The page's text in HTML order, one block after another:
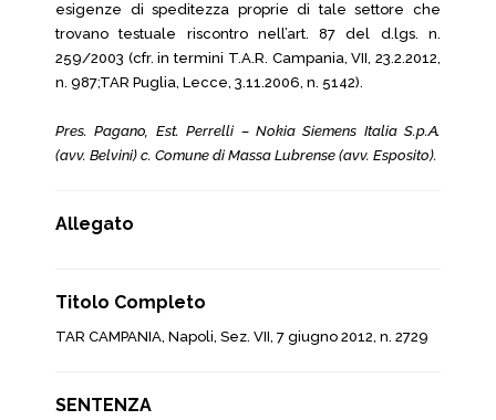
esigenze di speditezza proprie di tale settore che
trovano testuale riscontro nell’art. 87 del d.lgs. n.
259/2003 (cfr. in termini T.A.R. Campania, VII, 23.2.2012,
n. 987;TAR Puglia, Lecce, 3.11.2006, n. 5142).
Pres. Pagano, Est. Perrelli – Nokia Siemens Italia S.p.A.
(avv. Belvini) c. Comune di Massa Lubrense (avv. Esposito).
Allegato
Titolo Completo
TAR CAMPANIA, Napoli, Sez. VII, 7 giugno 2012, n. 2729
SENTENZA